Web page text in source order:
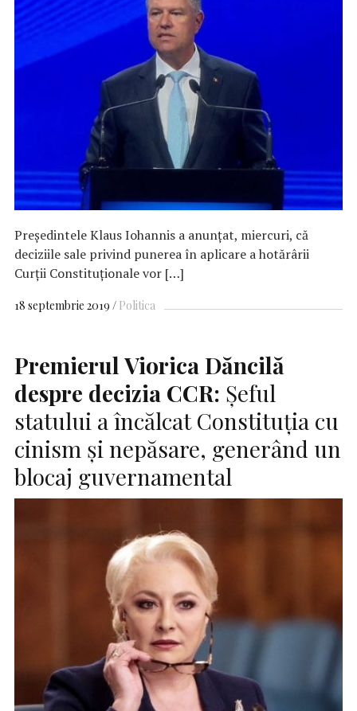
Preşedintele Klaus Iohannis a anunţat, miercuri, că
deciziile sale privind punerea în aplicare a hotărârii
Curţii Constituţionale vor […]
18 septembrie 2019 Politica
Premierul Viorica Dăncilă
despre decizia CCR: Șeful
statului a încălcat Constituția cu
cinism și nepăsare, generând un
blocaj guvernamental